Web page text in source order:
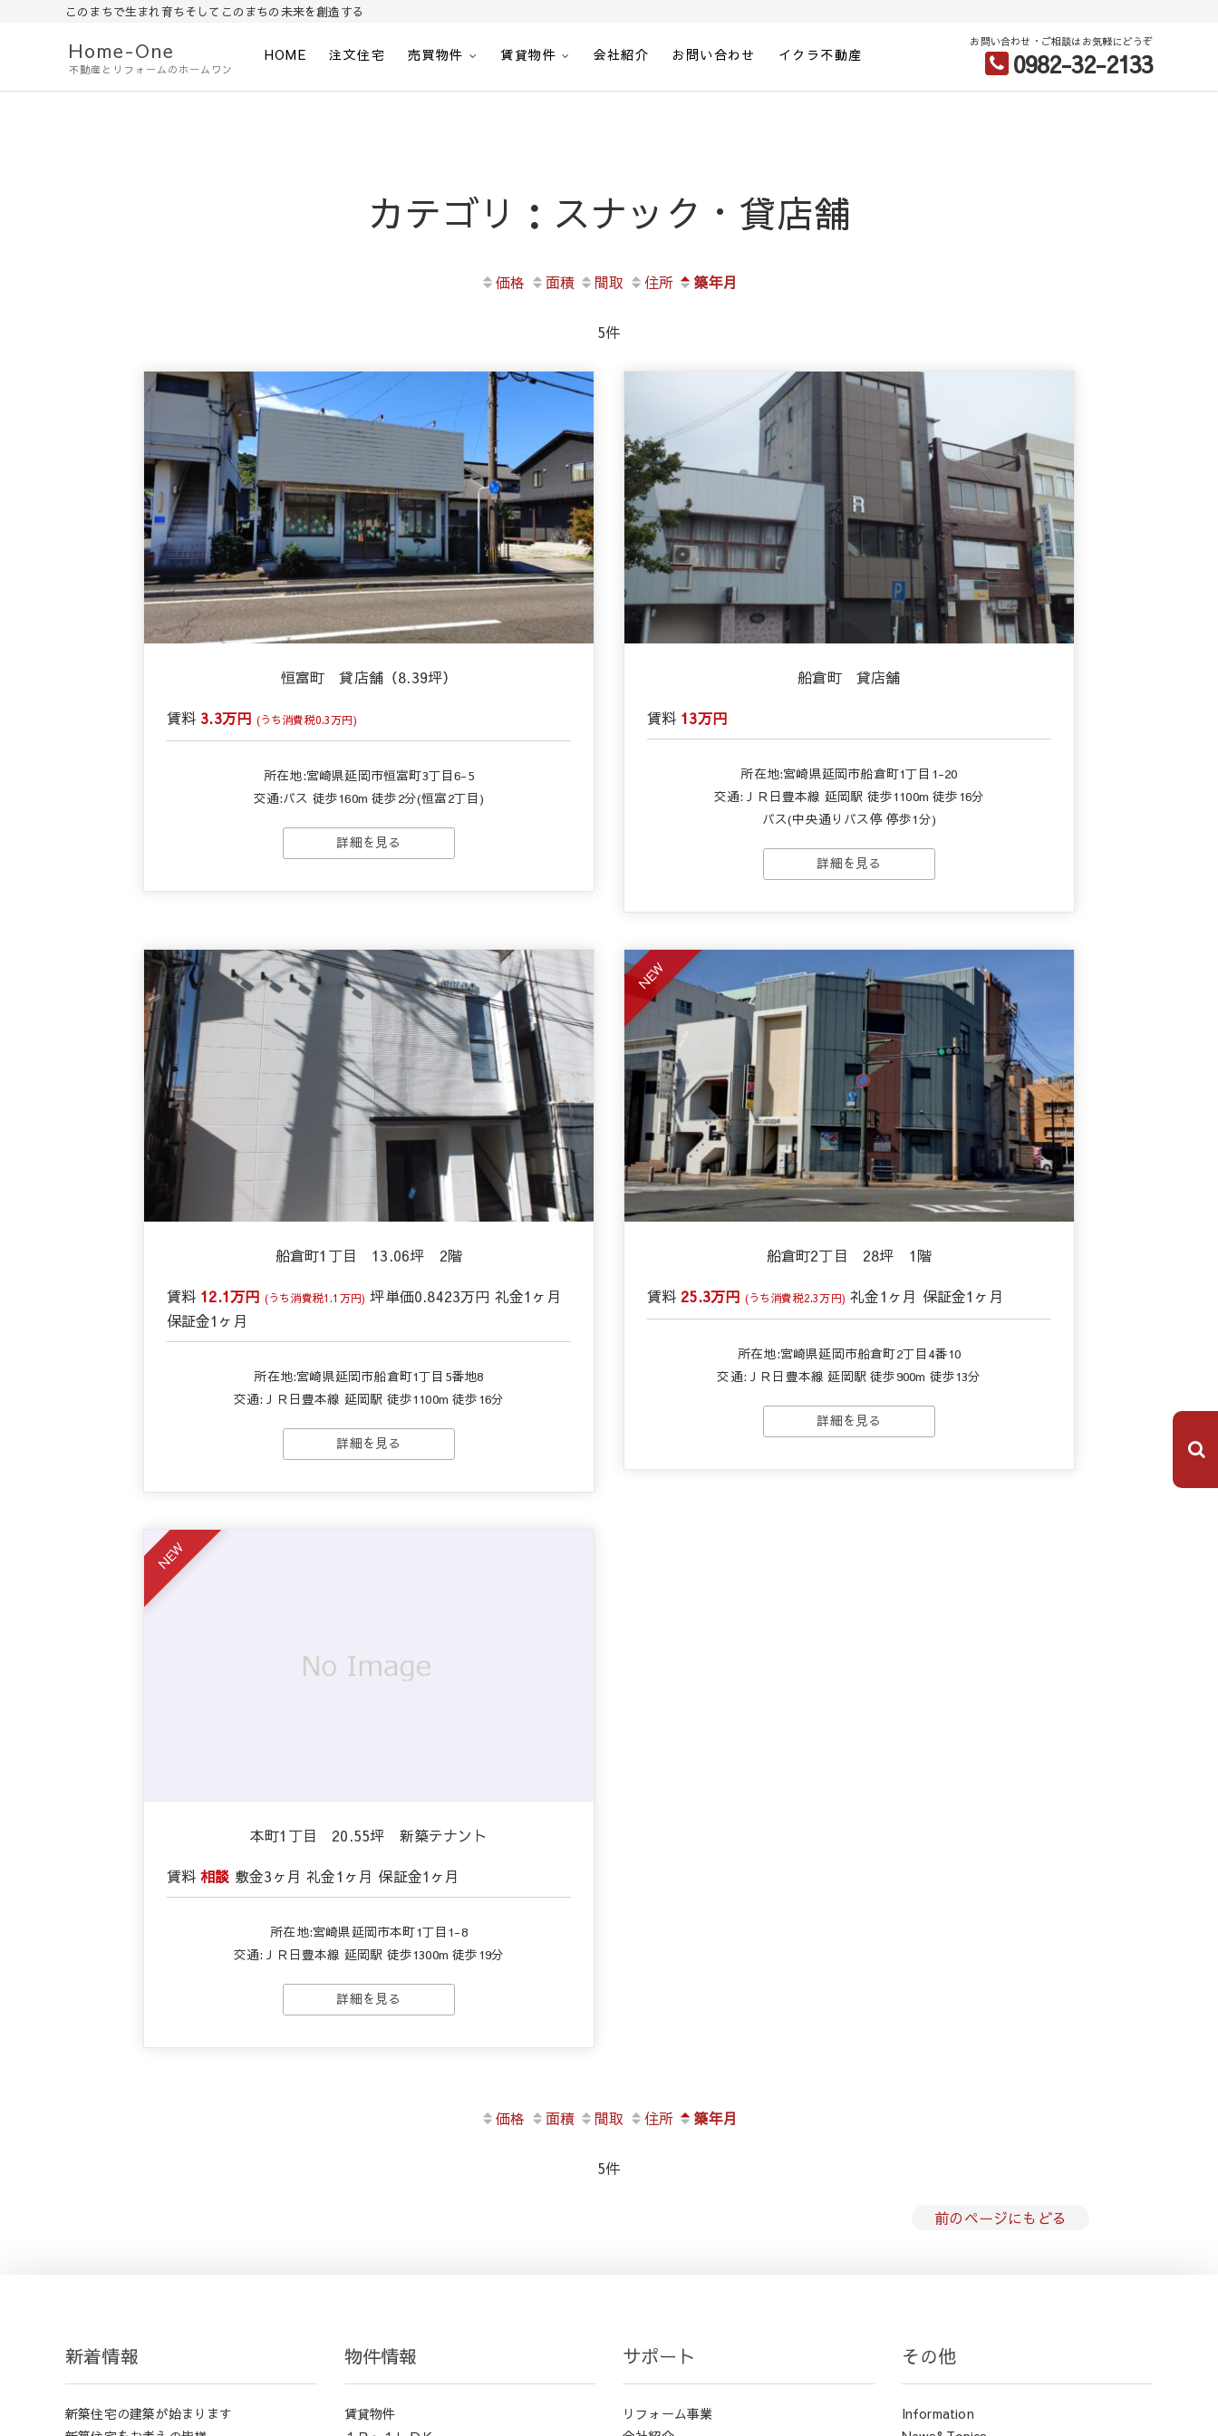
このまちで生まれ育ちそしてこのまちの未来を創造する
Home-One
不動産とリフォームのホームワン
HOME 注文住宅 売買物件 賃貸物件 会社紹介 お問い合わせ イクラ不動産
お問い合わせ・ご相談はお気軽にどうぞ
0982-32-2133
カテゴリ：スナック・貸店舗
価格 面積 間取 住所 築年月
5件
恒富町 貸店舗（8.39坪）
賃料 3.3万円 (うち消費税0.3万円)
所在地:宮崎県延岡市恒富町3丁目6-5
交通:バス 徒歩160m 徒歩2分(恒富2丁目)
詳細を見る
船倉町 貸店舗
賃料 13万円
所在地:宮崎県延岡市船倉町1丁目1-20
交通:ＪＲ日豊本線 延岡駅 徒歩1100m 徒歩16分
バス(中央通りバス停 停歩1分)
詳細を見る
船倉町1丁目 13.06坪 2階
賃料 12.1万円 (うち消費税1.1万円) 坪単価0.8423万円 礼金1ヶ月
保証金1ヶ月
所在地:宮崎県延岡市船倉町1丁目5番地8
交通:ＪＲ日豊本線 延岡駅 徒歩1100m 徒歩16分
詳細を見る
NEW
船倉町2丁目 28坪 1階
賃料 25.3万円 (うち消費税2.3万円) 礼金1ヶ月 保証金1ヶ月
所在地:宮崎県延岡市船倉町2丁目4番10
交通:ＪＲ日豊本線 延岡駅 徒歩900m 徒歩13分
詳細を見る
NEW
本町1丁目 20.55坪 新築テナント
賃料 相談 敷金3ヶ月 礼金1ヶ月 保証金1ヶ月
所在地:宮崎県延岡市本町1丁目1-8
交通:ＪＲ日豊本線 延岡駅 徒歩1300m 徒歩19分
詳細を見る
価格 面積 間取 住所 築年月
5件
前のページにもどる
新着情報
新築住宅の建築が始まります
物件情報
賃貸物件
サポート
リフォーム事業
その他
Information